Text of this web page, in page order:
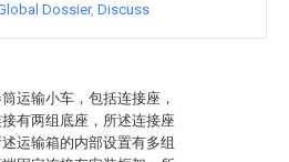
运输小车，包括连接座，
有两组底座，所述连接座
运输箱的内部设置有多组
Dossier Discuss